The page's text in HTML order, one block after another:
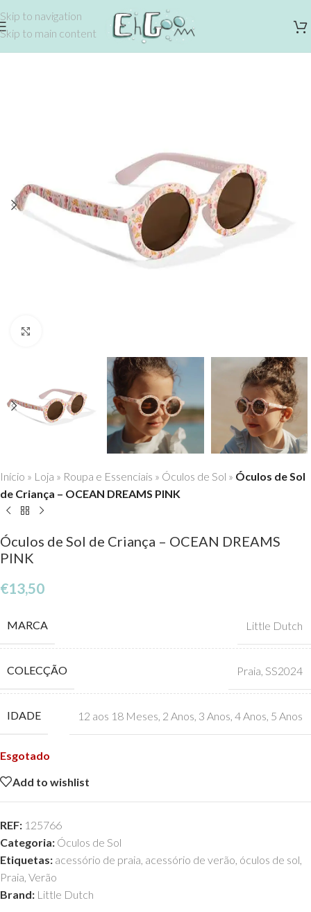
Skip to navigation
Skip to main content
Início » Loja » Roupa e Essenciais » Óculos de Sol » Óculos de Sol
de Criança – OCEAN DREAMS PINK
Óculos de Sol de Criança – OCEAN DREAMS
PINK
€13,50
MARCA Little Dutch
COLECÇÃO Praia SS2024
IDADE 12 aos 18 Meses 2 Anos 3 Anos 4 Anos 5 Anos
Esgotado
Add to wishlist
REF: 125766
Categoria: Óculos de Sol
Etiquetas: acessório de praia, acessório de verão, óculos de sol,
Praia, Verão
Brand: Little Dutch